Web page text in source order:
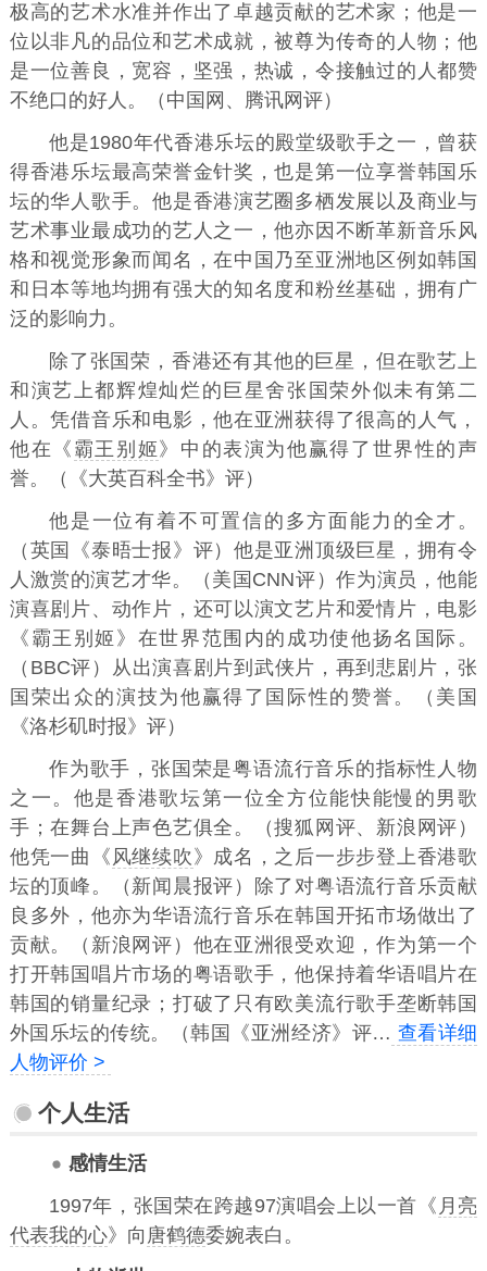
极高的艺术水准并作出了卓越贡献的艺术家；他是一
位以非凡的品位和艺术成就，被尊为传奇的人物；他
是一位善良，宽容，坚强，热诚，令接触过的人都赞
不绝口的好人。（中国网、腾讯网评）
他是1980年代香港乐坛的殿堂级歌手之一，曾获
得香港乐坛最高荣誉金针奖，也是第一位享誉韩国乐
坛的华人歌手。他是香港演艺圈多栖发展以及商业与
艺术事业最成功的艺人之一，他亦因不断革新音乐风
格和视觉形象而闻名，在中国乃至亚洲地区例如韩国
和日本等地均拥有强大的知名度和粉丝基础，拥有广
泛的影响力。
除了张国荣，香港还有其他的巨星，但在歌艺上
和演艺上都辉煌灿烂的巨星舍张国荣外似未有第二
人。凭借音乐和电影，他在亚洲获得了很高的人气，
他在《 霸王别姬 》中的表演为他赢得了世界性的声
誉。（《大英百科全书》评）
他是一位有着不可置信的多方面能力的全才。
（英国《泰晤士报》评）他是亚洲顶级巨星，拥有令
人激赏的演艺才华。（美国CNN评）作为演员，他能
演喜剧片、动作片，还可以演文艺片和爱情片，电影
《霸王别姬》在世界范围内的成功使他扬名国际。
（BBC评）从出演喜剧片到武侠片，再到悲剧片，张
国荣出众的演技为他赢得了国际性的赞誉。（美国
《洛杉矶时报》评）
作为歌手，张国荣是粤语流行音乐的指标性人物
之一。他是香港歌坛第一位全方位能快能慢的男歌
手；在舞台上声色艺俱全。（搜狐网评、新浪网评）
他凭一曲《 风继续吹 》成名，之后一步步登上香港歌
坛的顶峰。（新闻晨报评）除了对粤语流行音乐贡献
良多外，他亦为华语流行音乐在韩国开拓市场做出了
贡献。（新浪网评）他在亚洲很受欢迎，作为第一个
打开韩国唱片市场的粤语歌手，他保持着华语唱片在
韩国的销量纪录；打破了只有欧美流行歌手垄断韩国
外国乐坛的传统。（韩国《亚洲经济》评… 查看详细
人物评价 >
个人生活
感情生活
1997年，张国荣在跨越97演唱会上以一首《 月亮
代表我的心》向 唐鹤德委婉表白。